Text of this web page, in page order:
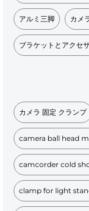
アルミ三脚 カメ
ブラケットとアクセ
カメラ 固定 クランプ
camera ball head
camcorder cold
clamp for light